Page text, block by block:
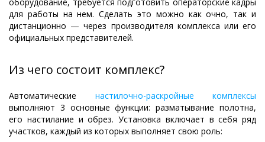
для работы на нем. Сделать это можно как очно, так и
дистанционно — через производителя комплекса или его
официальных представителей.
Из чего состоит комплекс?
Автоматические настилочно-раскройные комплексы
выполняют 3 основные функции: разматывание полотна,
его настилание и обрез. Установка включает в себя ряд
участков, каждый из которых выполняет свою роль: